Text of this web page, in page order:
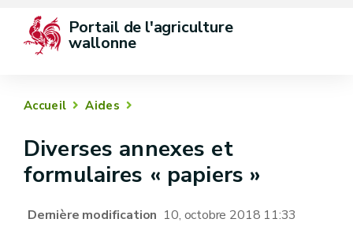
Portail de l'agriculture
wallonne
Accueil Aides
Diverses annexes et
formulaires « papiers »
Dernière modification 10, octobre 2018 11:33